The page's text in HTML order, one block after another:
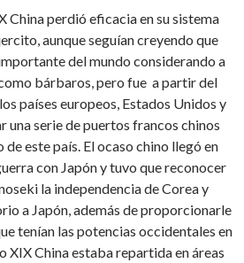
China perdió eficacia en su sistema
aunque seguían creyendo que
del mundo considerando a
bárbaros, pero fue a partir del
países europeos, Estados Unidos y
una serie de puertos francos chinos
este país. El ocaso chino llegó en
con Japón y tuvo que reconocer
la independencia de Corea y
a Japón, además de proporcionarle
tenían las potencias occidentales en
XIX China estaba repartida en áreas